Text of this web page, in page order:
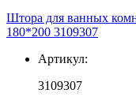
Штора для ванных
180*200 3109307
Артикул:
3109307